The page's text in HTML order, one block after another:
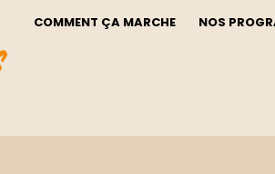
COMMENT ÇA MARCHE NOS